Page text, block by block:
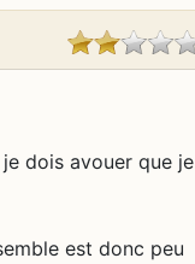
dois avouer que je
est donc peu